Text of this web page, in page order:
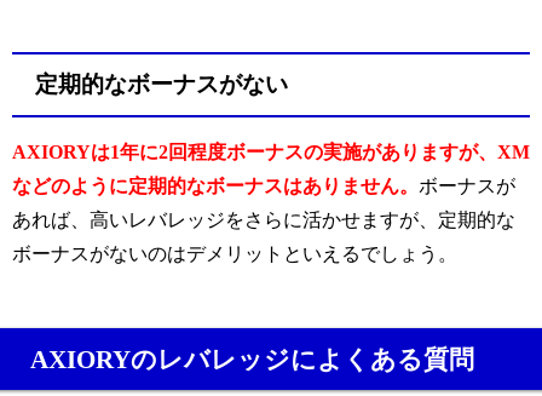
定期的なボーナスがない
AXIORYは1年に2回程度ボーナスの実施がありますが、XM
などのように定期的なボーナスはありません。 ボーナスが
あれば、高いレバレッジをさらに活かせますが、定期的な
ボーナスがないのはデメリットといえるでしょう。
AXIORYのレバレッジによくある質問